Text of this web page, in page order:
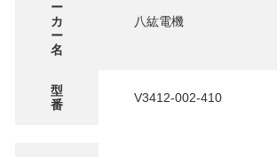
ー
カ
ー
名
八紘電機
型
番
V3412-002-410